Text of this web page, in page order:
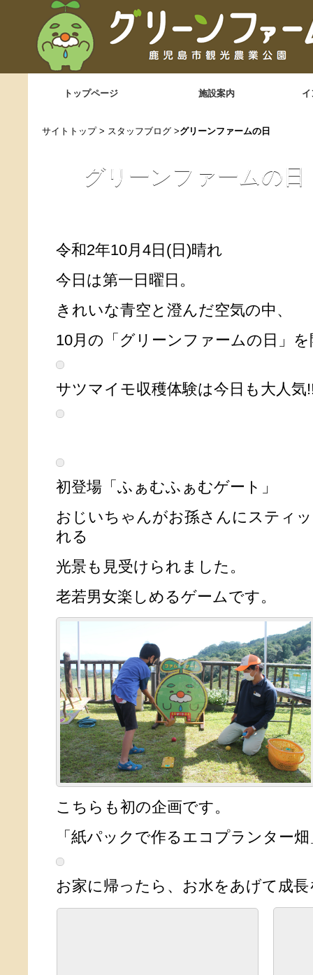
トップページ 施設案内
サイトトップ> スタッフブログ >グリーンファームの日
グリーンファームの日
令和2年10月4日(日)晴れ
今日は第一日曜日。
きれいな青空と澄んだ空気の中、
10月の「グリーンファームの日」
サツマイモ収穫体験は今日も大人気
初登場「ふぁむふぁむゲート」
おじいちゃんがお孫さんにスティ
れる
光景も見受けられました。
老若男女楽しめるゲームです。
こちらも初の企画です。
「紙パックで作るエコプランター畑
お家に帰ったら、お水をあげて成